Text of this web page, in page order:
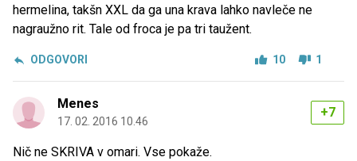
hermelina, takšn XXL da ga una krava lahko navleče ne
nagraužno rit. Tale od froca je pa tri taužent.
ODGOVORI 10 1
Menes
17. 02. 2016 10.46
+7
Nič ne SKRIVA v omari. Vse pokaže.